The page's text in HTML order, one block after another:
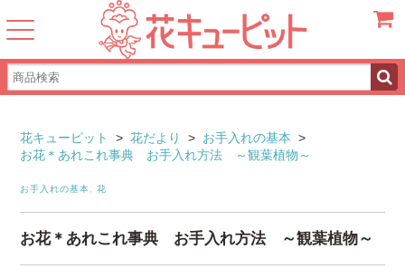
花キューピット > 花だより > お手入れの基本 >
お花＊あれこれ事典 お手入れ方法 ～観葉植物～
お手入れの基本 ,花
お花＊あれこれ事典 お手入れ方法 ～観葉植物～